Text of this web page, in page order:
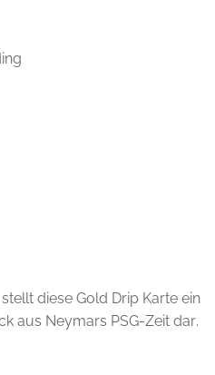
diese Gold Drip Karte ein
aus Neymars PSG-Zeit dar.